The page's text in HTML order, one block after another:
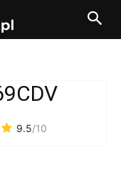
9.5/10